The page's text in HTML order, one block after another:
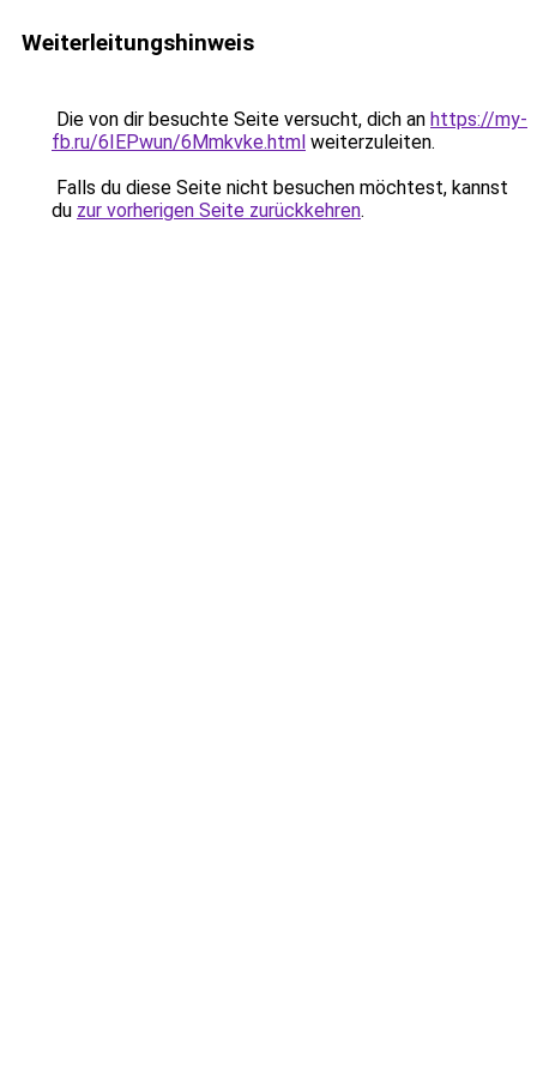
Weiterleitungshinweis
Die von dir besuchte Seite versucht, dich an https://my-
fb.ru/6IEPwun/6Mmkvke.html weiterzuleiten.
Falls du diese Seite nicht besuchen möchtest, kannst
du zur vorherigen Seite zurückkehren.